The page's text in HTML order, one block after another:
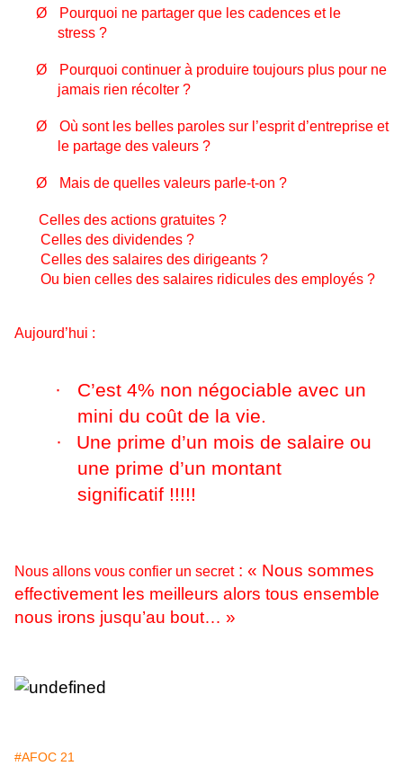
Ø
Pourquoi ne partager que les cadences et le
stress ?
Ø
Pourquoi continuer à produire toujours plus pour ne
jamais rien récolter ?
Ø
Où sont les belles paroles sur l’esprit d’entreprise et
le partage des valeurs ?
Ø Mais de quelles valeurs parle-t-on ?
Celles des actions gratuites ?
Celles des dividendes ?
Celles des salaires des dirigeants ?
Ou bien celles des salaires ridicules des employés ?
Aujourd’hui :
·
C’est 4% non négociable avec un
mini du coût de la vie.
·
Une prime d’un mois de salaire ou
une prime d’un montant
significatif !!!!!
Nous allons vous confier un secret: « Nous sommes
effectivement les meilleurs alors tous ensemble
nous irons jusqu’au bout… »
#AFOC 21